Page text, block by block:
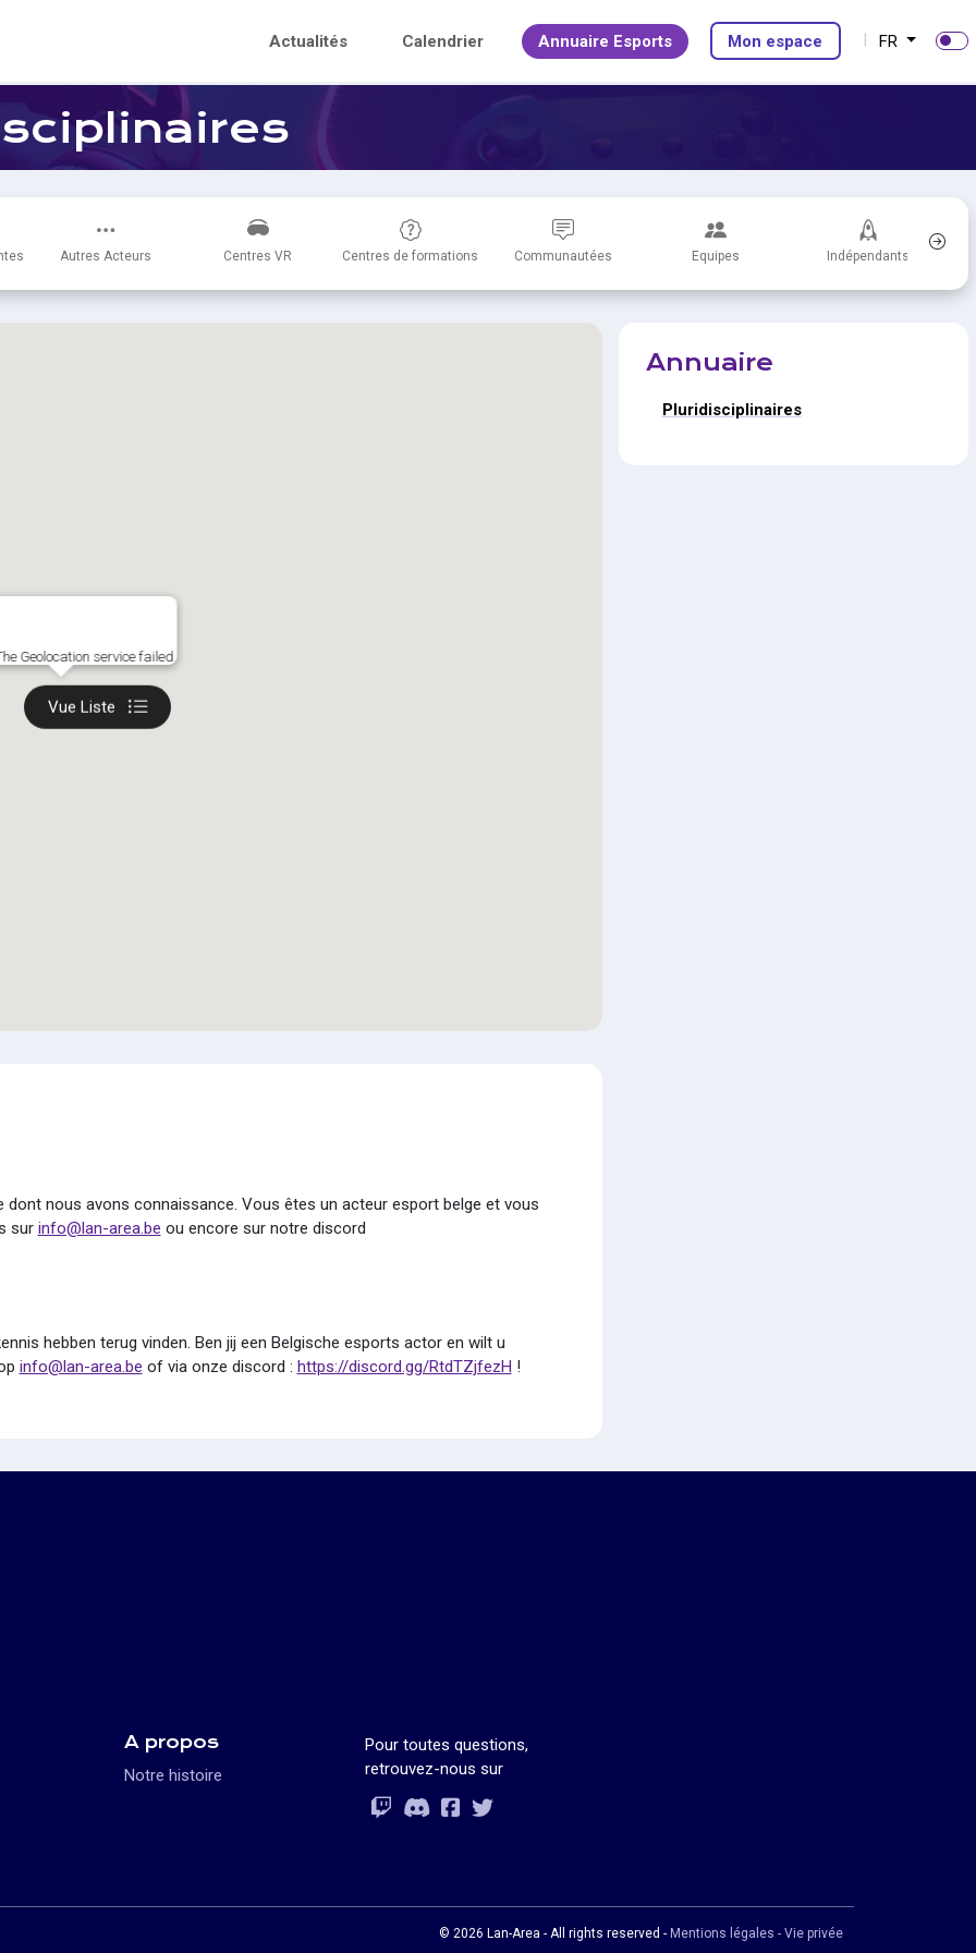
Actualités Calendrier Annuaire Esports Mon espace FR
Autres Acteurs Centres VR Centres de formations Communautées Equipes Indépendants
Vue Liste
Geolocation service failed.
nous avons connaissance. Vous êtes un acteur esport belge et vous
sur info@lan-area.be ou encore sur notre discord
hebben terug vinden. Ben jij een Belgische esports actor en wilt u
info@lan-area.be of via onze discord : https://discord.gg/RtdTZjfezH !
Annuaire
Pluridisciplinaires
A propos
Notre histoire
Pour toutes questions,
retrouvez-nous sur
Rejoignez-vous sur Twitch
Rejoignez-vous sur Discord
Rejoignez-vous sur Facebook
Rejoignez-vous sur Twitter
© 2026 Lan-Area - All rights reserved - Mentions légales - Vie privée